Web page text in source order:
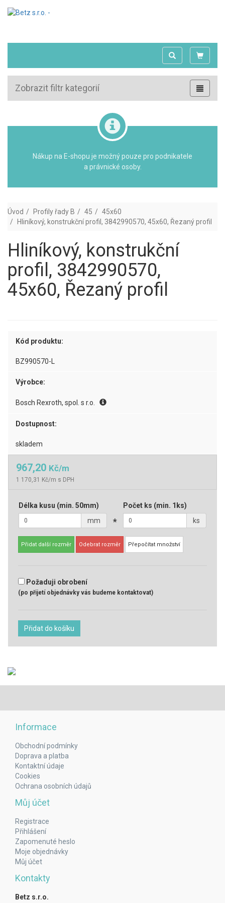
Zobrazit filtr kategorií
Nákup na E-shopu je možný pouze pro podnikatele
a právnické osoby.
Úvod Profily řady B 45
45x60
Hliníkový, konstrukční profil, 3842990570, 45x60, Řezaný profil
Hliníkový, konstrukční
profil, 3842990570,
45x60, Řezaný profil
Kód produktu:
BZ990570-L
Výrobce:
Bosch Rexroth, spol. s r.o.
Dostupnost:
skladem
967,20 Kč/m
1 170,31 Kč/m s DPH
Délka kusu (min. 50mm)
mm
*
Počet ks (min. 1ks)
ks
Přidat další rozměr Odebrat rozměr Přepočítat množství
Požaduji obrobení
(po přijetí objednávky vás budeme kontaktovat)
Přidat do košíku
Informace
Obchodní podmínky
Doprava a platba
Kontaktní údaje
Cookies
Ochrana osobních údajů
Můj účet
Registrace
Přihlášení
Zapomenuté heslo
Moje objednávky
Můj účet
Kontakty
Betz s.r.o.